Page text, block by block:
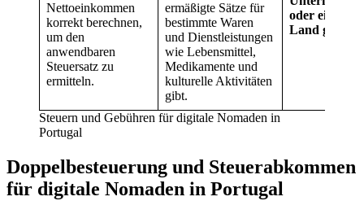
Nettoeinkommen
korrekt berechnen,
um den
anwendbaren
Steuersatz zu
ermitteln.
ermäßigte Sätze für
bestimmte Waren
und Dienstleistungen
wie Lebensmittel,
Medikamente und
kulturelle Aktivitäten
gibt.
oder ein
Land
Steuern und Gebühren für digitale Nomaden in
Portugal
Doppelbesteuerung und Steuerabkommen
für digitale Nomaden in Portugal